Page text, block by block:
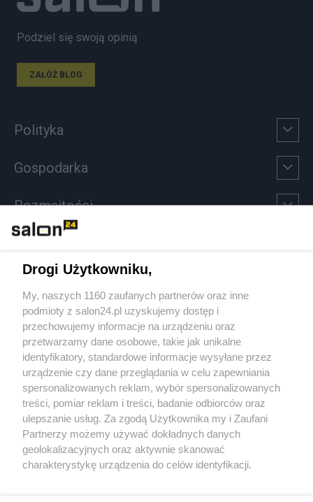
Podziel się swoją opinią
ZAŁÓŻ BLOG
Polityka
Gospodarka
Rozmaitości
Sport
Społeczeństwo
Kultura
X Facebook Instagram Youtube
Drogi Użytkowniku,
My, naszych 1160 zaufanych partnerów oraz inne
podmioty z salon24.pl uzyskujemy dostęp i
przechowujemy informacje na urządzeniu oraz
przetwarzamy dane osobowe, takie jak unikalne
identyfikatory, standardowe informacje wysyłane przez
urządzenie czy dane przeglądania w celu zapewniania
spersonalizowanych reklam, wybór spersonalizowanych
treści, pomiar reklam i treści, badanie odbiorców oraz
ulepszanie usług. Za zgodą Użytkownika my i Zaufani
Partnerzy możemy używać dokładnych danych
geolokalizacyjnych oraz aktywnie skanować
charakterystykę urządzenia do celów identyfikacji.